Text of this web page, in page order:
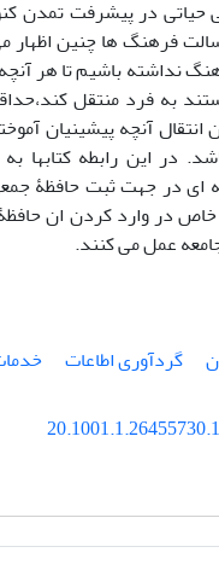
حیاتی در پیشرفت تمدن
فرهنگ ها چنین اظهار
نداشته باشیم تا هر
به فرد منتقل
انتقال آنچه پیشینیان
در این رابطه کتابها
ای در جهت ثبت حافظۀ
خاص در وارد کردن ان
عمل می کنند.
گردآوری اطاعات